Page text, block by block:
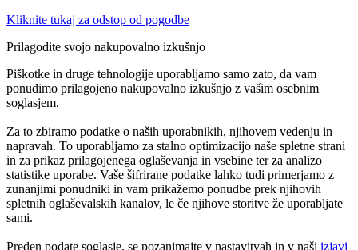
Kliknite tukaj za odstop od pogodbe
Prilagodite svojo nakupovalno izkušnjo
Piškotke in druge tehnologije uporabljamo samo zato, da vam
ponudimo prilagojeno nakupovalno izkušnjo z vašim osebnim
soglasjem.
Za to zbiramo podatke o naših uporabnikih, njihovem vedenju in
napravah. To uporabljamo za stalno optimizacijo naše spletne strani
in za prikaz prilagojenega oglaševanja in vsebine ter za analizo
statistike uporabe. Vaše šifrirane podatke lahko tudi primerjamo z
zunanjimi ponudniki in vam prikažemo ponudbe prek njihovih
spletnih oglaševalskih kanalov, le če njihove storitve že uporabljate
sami.
Preden podate soglasje, se pozanimajte v nastavitvah in v naši izjavi